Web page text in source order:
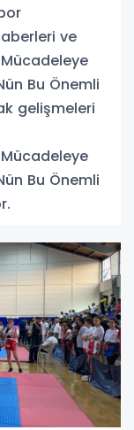
ve
Bu Önemli
gelişmeleri
Bu Önemli